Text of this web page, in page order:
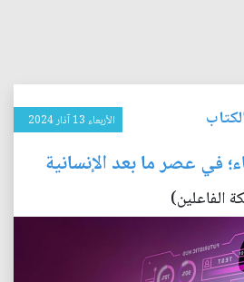
الأربعاء 13 آذار 2024
في عصر ما بعد الإنسانية
الفاعلين)